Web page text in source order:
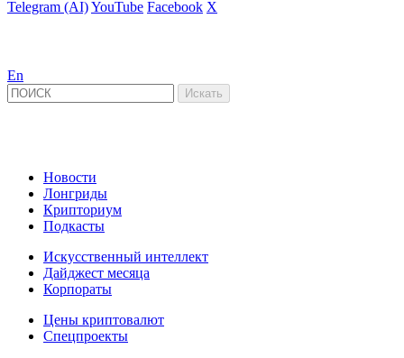
Telegram (AI)YouTube Facebook X
En
Новости
Лонгриды
Крипториум
Подкасты
Искусственный интеллект
Дайджест месяца
Корпораты
Цены криптовалют
Спецпроекты